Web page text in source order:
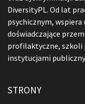
DiversityPL. Od lat
psychicznym, wspiera
doświadczające
profilaktyczne, szkoli
instytucjami
STRONY